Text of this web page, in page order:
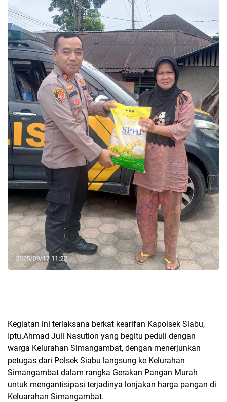
Kegiatan ini terlaksana berkat kearifan Kapolsek Siabu,
Iptu.Ahmad Juli Nasution yang begitu peduli dengan
warga Kelurahan Simangambat, dengan menerjunkan
petugas dari Polsek Siabu langsung ke Kelurahan
Simangambat dalam rangka Gerakan Pangan Murah
untuk mengantisipasi terjadinya lonjakan harga pangan di
Keluarahan Simangambat.